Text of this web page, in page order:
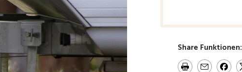
Share Funktionen: